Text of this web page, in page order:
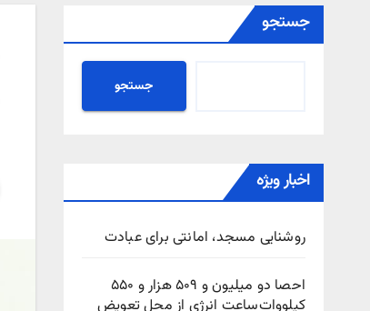
جستجو
جستجو
اخبار ویژه
روشنایی مسجد، امانتی برای عبادت
احصا دو میلیون و ۵۰۹ هزار و ۵۵۰
کیلووات‌ساعت انرژی از محل تعویض